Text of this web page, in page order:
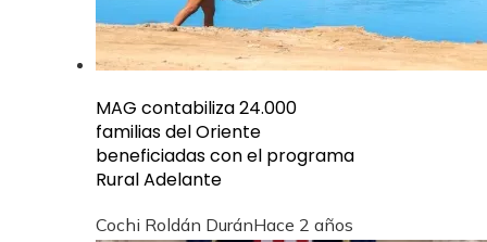
MAG contabiliza 24.000
familias del Oriente
beneficiadas con el programa
Rural Adelante
Cochi Roldán DuránHace 2 años